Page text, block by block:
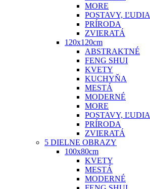
MORE
POSTAVY, ĽUDIA
PRÍRODA
ZVIERATÁ
120x120cm
ABSTRAKTNÉ
FENG SHUI
KVETY
KUCHYŇA
MESTÁ
MODERNÉ
MORE
POSTAVY, ĽUDIA
PRÍRODA
ZVIERATÁ
5 DIELNE OBRAZY
100x80cm
KVETY
MESTÁ
MODERNÉ